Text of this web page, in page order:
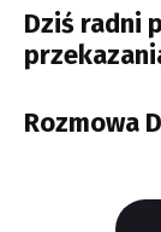
Dziś radni
Rozmowa